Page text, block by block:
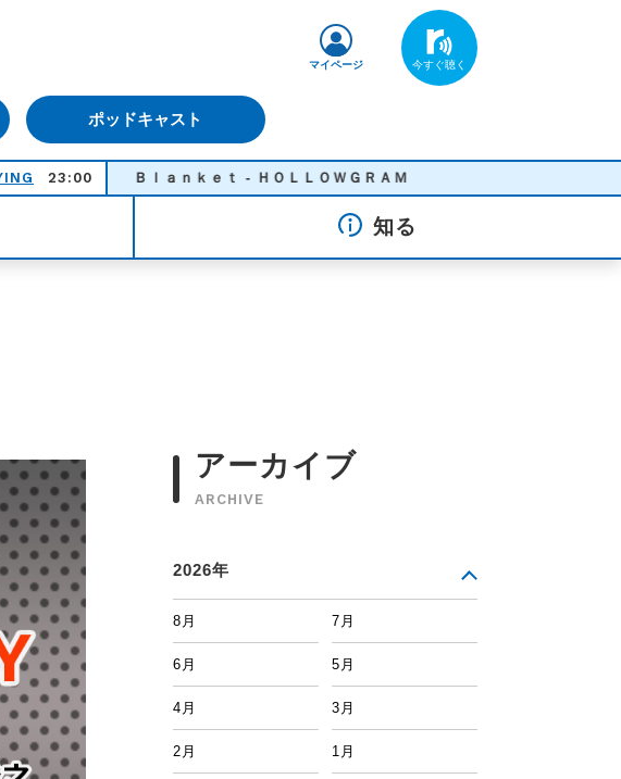
ポッドキャスト
マイページ
23:00Ｂｌａｎｋｅｔ - ＨＯＬＬＯＷＧＲＡＭ
知る
アーカイブ
ARCHIVE
2026年
8月 7月
6月 5月
4月 3月
2月 1月